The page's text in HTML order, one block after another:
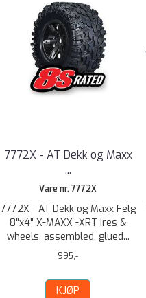
7772X - AT Dekk og Maxx
...
Vare nr. 7772X
7772X - AT Dekk og Maxx Felg
8"x4" X-MAXX -XRT ires &
wheels, assembled, glued...
995,-
KJØP